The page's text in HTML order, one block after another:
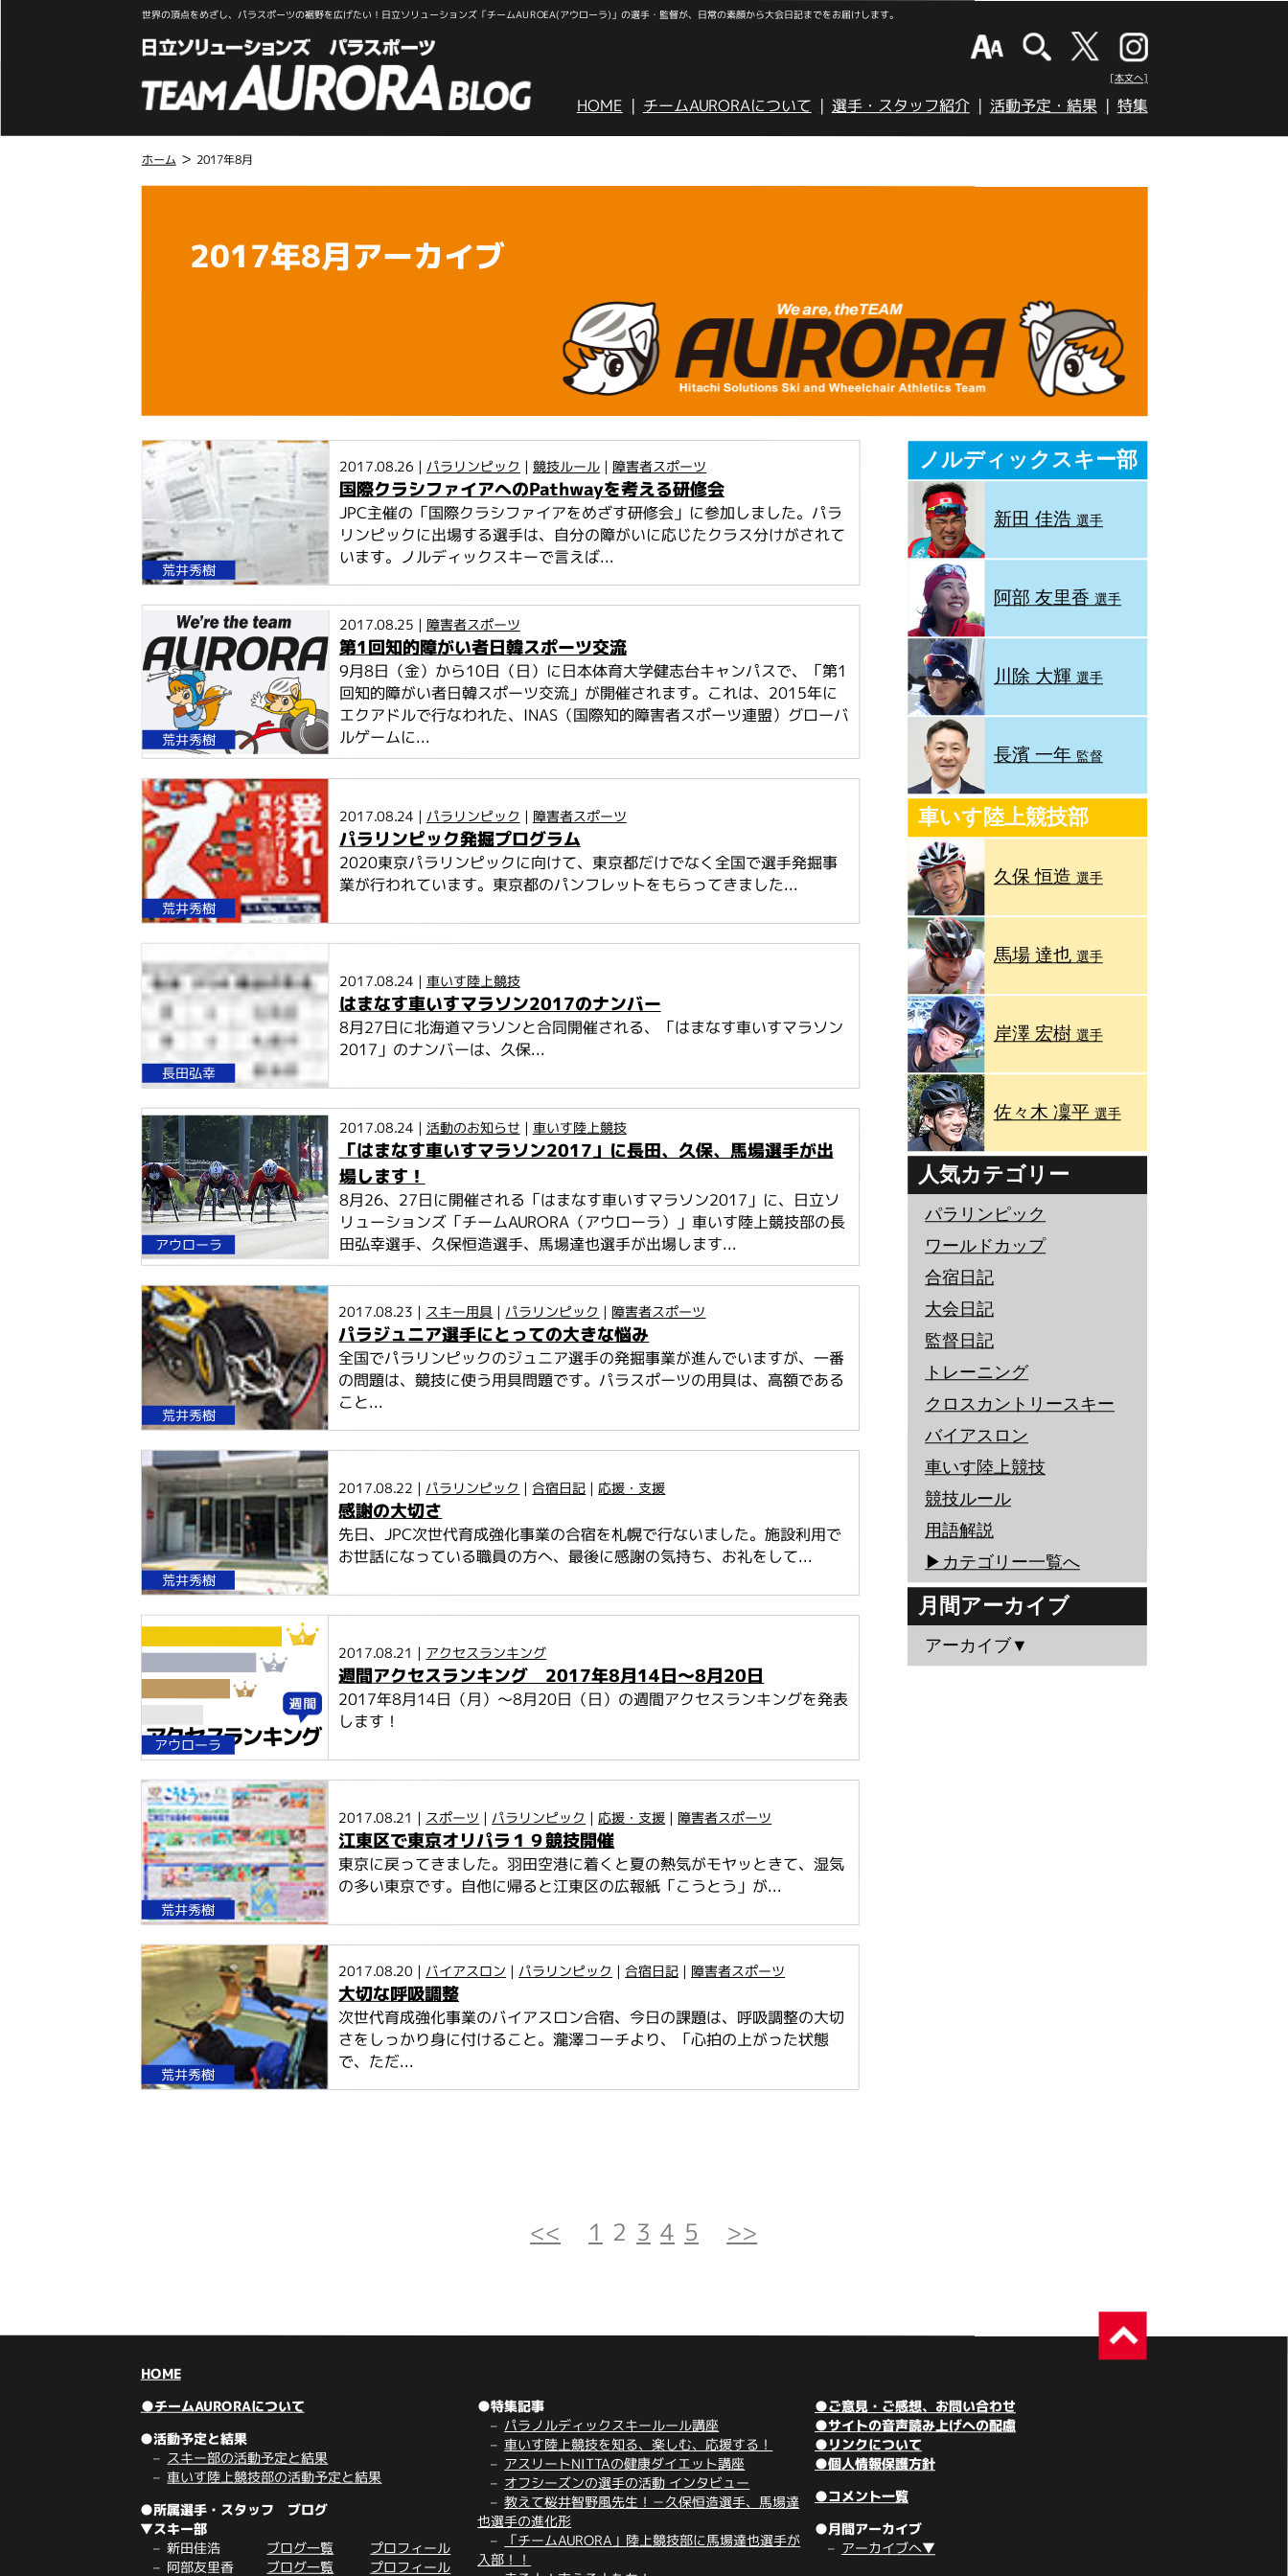
世界の頂点をめざし、パラスポーツの裾野を広げたい！日立ソリューションズ「チームAUROEA(アウローラ)」の選手・監督が、日常の素顔から大会日記までをお届けします。
[本文へ]
HOME チームAURORAについて 選手・スタッフ紹介 活動予定・結果 特集
ホーム > 2017年8月
2017年8月アーカイブ
荒井秀樹
2017.08.26 | パラリンピック | 競技ルール| 障害者スポーツ
国際クラシファイアへのPathwayを考える研修会
JPC主催の「国際クラシファイアをめざす研修会」に参加しました。パラ
リンピックに出場する選手は、自分の障がいに応じたクラス分けがされて
います。ノルディックスキーで言えば...
荒井秀樹
2017.08.25 | 障害者スポーツ
第1回知的障がい者日韓スポーツ交流
9月8日（金）から10日（日）に日本体育大学健志台キャンパスで、「第1
回知的障がい者日韓スポーツ交流」が開催されます。これは、2015年に
エクアドルで行なわれた、INAS（国際知的障害者スポーツ連盟）グローバ
ルゲームに...
荒井秀樹
2017.08.24 | パラリンピック | 障害者スポーツ
パラリンピック発掘プログラム
2020東京パラリンピックに向けて、東京都だけでなく全国で選手発掘事
業が行われています。東京都のパンフレットをもらってきました...
長田弘幸
2017.08.24 | 車いす陸上競技
はまなす車いすマラソン2017のナンバー
8月27日に北海道マラソンと合同開催される、「はまなす車いすマラソン
2017」のナンバーは、久保...
アウローラ
2017.08.24 | 活動のお知らせ | 車いす陸上競技
「はまなす車いすマラソン2017」に長田、久保、馬場選手が出
場します！
8月26、27日に開催される「はまなす車いすマラソン2017」に、日立ソ
リューションズ「チームAURORA（アウローラ）」車いす陸上競技部の長
田弘幸選手、久保恒造選手、馬場達也選手が出場します...
荒井秀樹
2017.08.23 | スキー用具 | パラリンピック | 障害者スポーツ
パラジュニア選手にとっての大きな悩み
全国でパラリンピックのジュニア選手の発掘事業が進んでいますが、一番
の問題は、競技に使う用具問題です。パラスポーツの用具は、高額である
こと...
荒井秀樹
2017.08.22 | パラリンピック | 合宿日記 | 応援・支援
感謝の大切さ
先日、JPC次世代育成強化事業の合宿を札幌で行ないました。施設利用で
お世話になっている職員の方へ、最後に感謝の気持ち、お礼をして...
アウローラ
2017.08.21 | アクセスランキング
週間アクセスランキング 2017年8月14日～8月20日
2017年8月14日（月）～8月20日（日）の週間アクセスランキングを発表
します！
荒井秀樹
2017.08.21 | スポーツ | パラリンピック | 応援・支援 | 障害者スポーツ
江東区で東京オリパラ１９競技開催
東京に戻ってきました。羽田空港に着くと夏の熱気がモヤッときて、湿気
の多い東京です。自他に帰ると江東区の広報紙「こうとう」が...
荒井秀樹
2017.08.20 | バイアスロン | パラリンピック | 合宿日記 | 障害者スポーツ
大切な呼吸調整
次世代育成強化事業のバイアスロン合宿、今日の課題は、呼吸調整の大切
さをしっかり身に付けること。瀧澤コーチより、「心拍の上がった状態
で、ただ...
ノルディックスキー部
新田 佳浩選手
阿部 友里香 選手
川除 大輝 選手
長濱 一年 監督
車いす陸上競技部
久保 恒造 選手
馬場 達也 選手
岸澤 宏樹 選手
佐々木 凜平 選手
人気カテゴリー
パラリンピック
ワールドカップ
合宿日記
大会日記
監督日記
トレーニング
クロスカントリースキー
バイアスロン
車いす陸上競技
競技ルール
用語解説
▶︎カテゴリー一覧へ
月間アーカイブ
アーカイブ▼
<< 1 2 3 4 5 >>
HOME
●チームAURORAについて
●活動予定と結果
スキー部の活動予定と結果
車いす陸上競技部の活動予定と結果
●所属選手・スタッフ ブログ
▼スキー部
新田佳浩 ブログ一覧 プロフィール
阿部友里香 ブログ一覧 プロフィール
●特集記事
パラノルディックスキールール講座
車いす陸上競技を知る、楽しむ、応援する！
アスリートNITTAの健康ダイエット講座
オフシーズンの選手の活動 インタビュー
教えて桜井智野風先生！－久保恒造選手、馬場達
也選手の進化形
「チームAURORA」陸上競技部に馬場達也選手が
入部！！
●ご意見・ご感想、お問い合わせ
●サイトの音声読み上げへの配慮
●リンクについて
●個人情報保護方針
●コメント一覧
●月間アーカイブ
アーカイブへ▼